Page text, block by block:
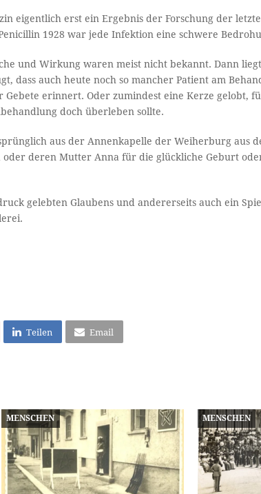
eigentlich erst ein Ergebnis der Forschung der
1928 war jede Infektion eine schwere
und Wirkung waren meist nicht bekannt. Dann
dass auch heute noch so mancher Patient am
Gebete erinnert. Oder zumindest eine Kerze gelobt,
doch überleben sollte.
aus der Annenkapelle der Weiherburg aus
deren Mutter Anna für die glückliche Geburt
gelebten Glaubens und andererseits auch ein
Teilen Email
MENSCHEN MENSCHEN